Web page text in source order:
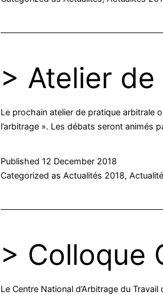
> Atelier
Le prochain atelier de pratique arbitrale
l’arbitrage ». Les débats seront animés
Published 12 December 2018
Categorized as Actualités 2018,
> Colloque
Le Centre National d’Arbitrage du